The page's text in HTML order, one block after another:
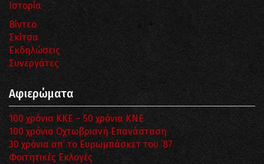
Ιστορία
Βίντεο
Σκίτσα
Εκδηλώσεις
Συνεργάτες
Αφιερώματα
100 χρόνια ΚΚΕ – 50 χρόνια ΚΝΕ
100 χρόνια Οχτωβριανή Επανάσταση
30 χρόνια απ’ το Ευρωμπάσκετ του ΄87
Φοιτητικές Εκλογές